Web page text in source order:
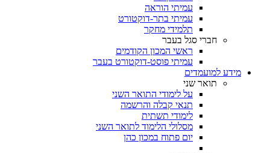
עמיתי הוראה
עמיתי בתר-דוקטורט
תלמידי מחקר
חברי סגל בעבר
ראשי המכון הקודמים
עמיתי פוסט-דוקטורט בעבר
מידע למועמדים
תואר שני
על לימודי התואר השני
תנאי קבלה והרשמה
לימודי תשתית
מסלולי הלימוד לתואר השני
יום פתוח במכון כהן